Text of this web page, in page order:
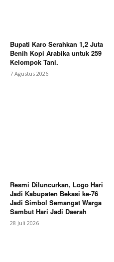
Bupati Karo Serahkan 1,2 Juta
Benih Kopi Arabika untuk 259
Kelompok Tani.
7 Agustus 2026
Resmi Diluncurkan, Logo Hari
Jadi Kabupaten Bekasi ke-76
Jadi Simbol Semangat Warga
Sambut Hari Jadi Daerah
28 Juli 2026